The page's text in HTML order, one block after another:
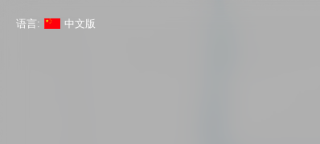
语言: 中文版